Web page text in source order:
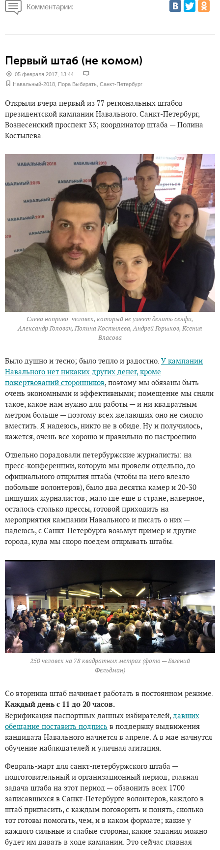
Комментарии:
Первый штаб (не комом)
05 февраля 2017, 13:44
Навальный-2018 Пора Выбирать Санкт-Петербург
Открыли вчера первый из 77 региональных штабов
президентской кампании Навального. Санкт-Петербург,
Вознесенский проспект 33; координатор штаба — Полина
Костылева.
Слева направо: человек, который не умеет делать селфи,
Александр Головач, Полина Костылева, Андрей Горшков, Ксения
Власова
Было душно и тесно; было тепло и радостно. У кампании
Навального нет никаких других денег, кроме
пожертвований сторонников, поэтому мы обязаны быть
очень экономными и эффективными; помещение мы сняли
такое, какое нам нужно для работы — и ни квадратным
метром больше — поэтому всех желающих оно не смогло
вместить. Я надеюсь, никто не в обиде. Ну и получилось,
кажется, очень все хорошо и правильно по настроению.
Отдельно порадовали петербуржские журналисты: на
пресс-конференции, которую мы провели отдельно, до
официального открытия штаба (чтобы на него влезло
побольше волонтеров), было два десятка камер и 20-30
пишущих журналистов; мало где еще в стране, наверное,
осталось столько прессы, готовой приходить на
мероприятия кампании Навального и писать о них —
надеюсь, с Санкт-Петербурга возьмут пример и другие
города, куда мы скоро поедем открывать штабы.
250 человек на 78 квадратных метрах (фото — Евгений
Фельдман)
Со вторника штаб начинает работать в постоянном режиме.
Каждый день с 11 до 20 часов.
Верификация паспортных данных избирателей,давших
обещание поставить подпись в поддержку выдвижения
кандидата Навального начнется в апреле. А в мае начнутся
обучение наблюдателей и уличная агитация.
Февраль-март для санкт-петербуржского штаба —
подготовительный и организационный период; главная
задача штаба на этот период — обзвонить всех 1700
записавшихся в Санкт-Петербурге волонтеров, каждого в
штаб пригласить, с каждым поговорить и понять, сколько
тот готовы помогать, чем, и в каком формате; какие у
каждого сильные и слабые стороны, какие задания можно
будет им давать в ходе кампании. Это сейчас главная